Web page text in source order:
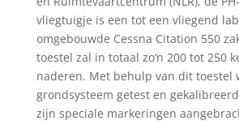
vliegtuigje is een tot een vliegend
omgebouwde Cessna Citation 550
toestel zal in totaal zo’n 200 tot 250
naderen. Met behulp van dit toestel
grondsysteem getest en
zijn speciale markeringen